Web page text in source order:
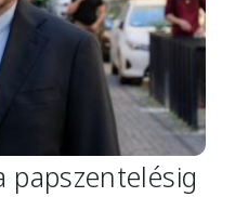
papszentelésig